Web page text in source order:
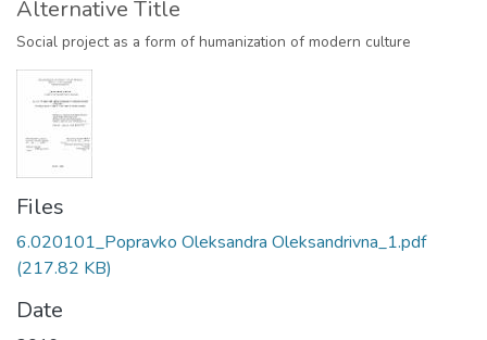
Alternative Title
Social project as a form of humanization of modern culture
Files
6.020101_Popravko Oleksandra Oleksandrivna_1.pdf
(217.82 KB)
Date